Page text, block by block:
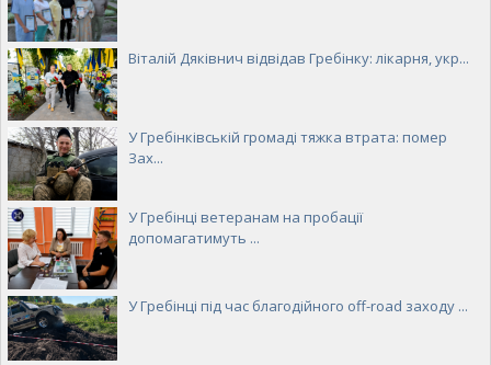
Віталій Дяківнич відвідав Гребінку: лікарня, укр...
У Гребінківській громаді тяжка втрата: помер
Зах...
У Гребінці ветеранам на пробації
допомагатимуть ...
У Гребінці під час благодійного off-road заходу ...